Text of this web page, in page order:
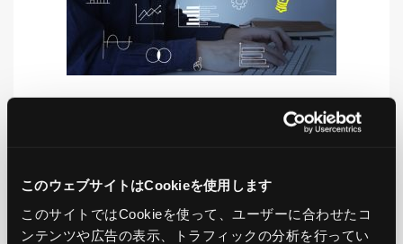
このウェブサイトはCookieを使用します
このサイトではCookieを使って、ユーザーに合わせたコ
ンテンツや広告の表示、トラフィックの分析を行ってい
SHARE
PREV NEXT